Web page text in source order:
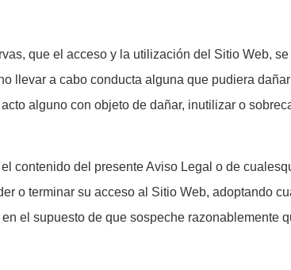
que el acceso y la utilización del Sitio Web,
llevar a cabo conducta alguna que pudiera
alguno con objeto de dañar, inutilizar o
contenido del presente Aviso Legal o de
o terminar su acceso al Sitio Web, adoptando
el supuesto de que sospeche razonablemente